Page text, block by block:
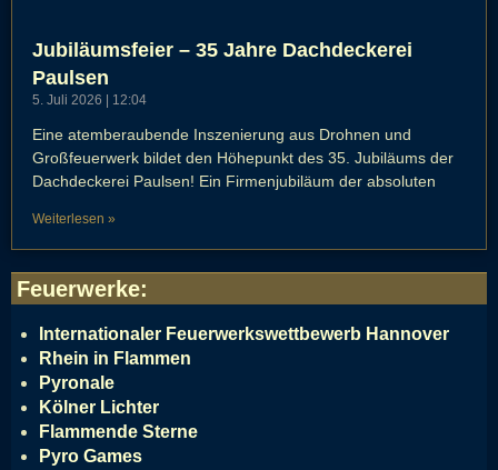
Jubiläumsfeier – 35 Jahre Dachdeckerei
Paulsen
5. Juli 2026 12:04
Eine atemberaubende Inszenierung aus Drohnen und
Großfeuerwerk bildet den Höhepunkt des 35. Jubiläums der
Dachdeckerei Paulsen! Ein Firmenjubiläum der absoluten
Weiterlesen »
Feuerwerke:
Internationaler Feuerwerkswettbewerb Hannover
Rhein in Flammen
Pyronale
Kölner Lichter
Flammende Sterne
Pyro Games